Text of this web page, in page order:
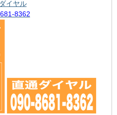
イヤル
8362